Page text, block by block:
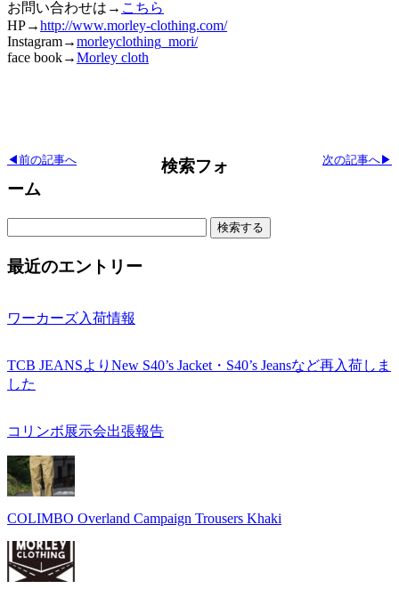
お問い合わせは→ こちら
HP→http://www.morley-clothing.com/
Instagram→morleyclothing_mori/
face book→Morley cloth
次の記事へ▶
◀前の記事へ
検索フォ
ーム
最近のエントリー
ワーカーズ入荷情報
TCB JEANSよりNew S40’s Jacket・S40’s Jeansなど再入荷しま
した
コリンボ展示会出張報告
COLIMBO Overland Campaign Trousers Khaki